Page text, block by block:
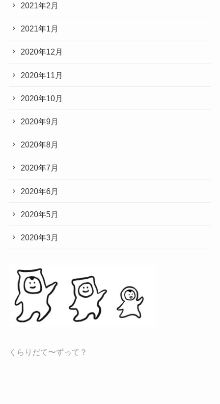
2021年2月
2021年1月
2020年12月
2020年11月
2020年10月
2020年9月
2020年8月
2020年7月
2020年6月
2020年5月
2020年3月
くらりだて〜ずって？